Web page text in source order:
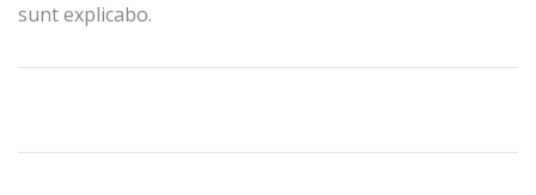
sunt explicabo.